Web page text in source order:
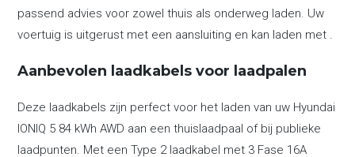
passend advies voor zowel thuis als onderweg laden. Uw
voertuig is uitgerust met een aansluiting en kan laden met .
Aanbevolen laadkabels voor laadpalen
Deze laadkabels zijn perfect voor het laden van uw Hyundai
IONIQ 5 84 kWh AWD aan een thuislaadpaal of bij publieke
laadpunten. Met een Type 2 laadkabel met 3 Fase 16A